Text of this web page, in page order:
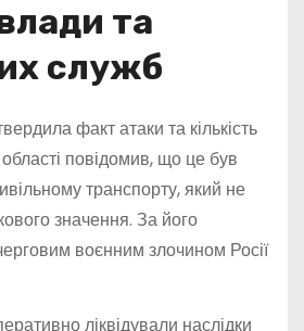
та
служб
факт атаки та кількість
повідомив, що це був
транспорту, який не
значення. За його
воєнним злочином Росії
ліквідували наслідки